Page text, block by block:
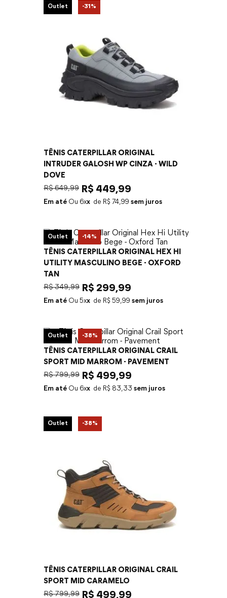
Outlet -31%
TÊNIS CATERPILLAR ORIGINAL
INTRUDER GALOSH WP CINZA - WILD
DOVE
R$ 649,99 R$ 449,99
Em até 6 x R$ 74,99 sem juros
Outlet -14%
TÊNIS CATERPILLAR ORIGINAL HEX HI
UTILITY MASCULINO BEGE - OXFORD
TAN
R$ 349,99 R$ 299,99
Em até 5 x R$ 59,99 sem juros
Outlet -38%
TÊNIS CATERPILLAR ORIGINAL CRAIL
SPORT MID MARROM - PAVEMENT
R$ 799,99 R$ 499,99
Em até 6 x R$ 83,33 sem juros
Outlet -38%
TÊNIS CATERPILLAR ORIGINAL CRAIL
SPORT MID CARAMELO
R$ 799,99 R$ 499,99